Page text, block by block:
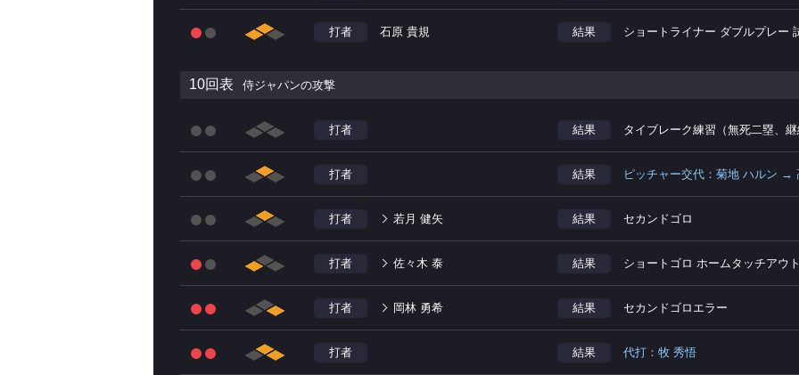
打者 石原 貴規 結果 ショートライナー ダブルプレー
10回表 侍ジャパンの攻撃
打者 結果 タイブレーク練習（無死二塁、継
打者 結果 ピッチャー交代：菊地 ハルン →
打者 若月 健矢 結果 セカンドゴロ
打者 佐々木 泰 結果 ショートゴロ ホームタッチアウト
打者 岡林 勇希 結果 セカンドゴロエラー
打者 結果 代打：牧 秀悟